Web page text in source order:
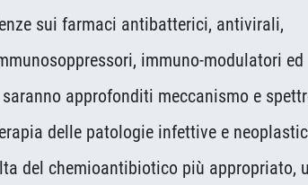
sui farmaci antibatterici, antivirali,
immuno-modulatori ed
approfonditi meccanismo e
delle patologie infettive e
chemioantibiotico più appropriato,